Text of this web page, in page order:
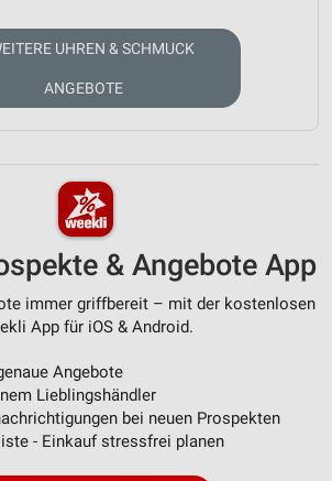
UHREN & SCHMUCK
ANGEBOTE
& Angebote App
immer griffbereit – mit der kostenlosen
App für iOS & Android.
Angebote
Lieblingshändler
bei neuen Prospekten
- Einkauf stressfrei planen